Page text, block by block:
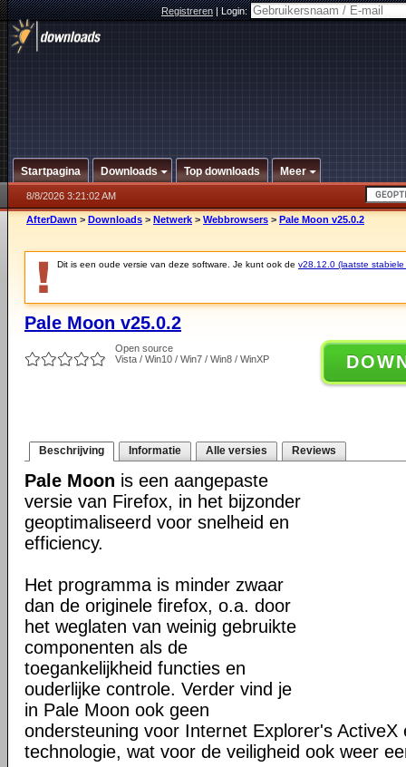
Registreren|Login:
Startpagina Downloads Top downloads Meer
8/8/2026 3:21:02 AM
AfterDawn > Downloads > Netwerk > Webbrowsers > Pale Moon v25.0.2
Dit is een oude versie van deze software. Je kunt ook de v28.12.0 (laatste stabiele
Pale Moon v25.0.2
Open source
Vista / Win10 / Win7 / Win8 / WinXP
Beschrijving Informatie Alle versies Reviews
Pale Moon is een aangepaste
versie van Firefox, in het bijzonder
geoptimaliseerd voor snelheid en
efficiency.
Het programma is minder zwaar
dan de originele firefox, o.a. door
het weglaten van weinig gebruikte
componenten als de
toegankelijkheid functies en
ouderlijke controle. Verder vind je
in Pale Moon ook geen
ondersteuning voor Internet Explorer's ActiveX
technologie, wat voor de veiligheid ook weer